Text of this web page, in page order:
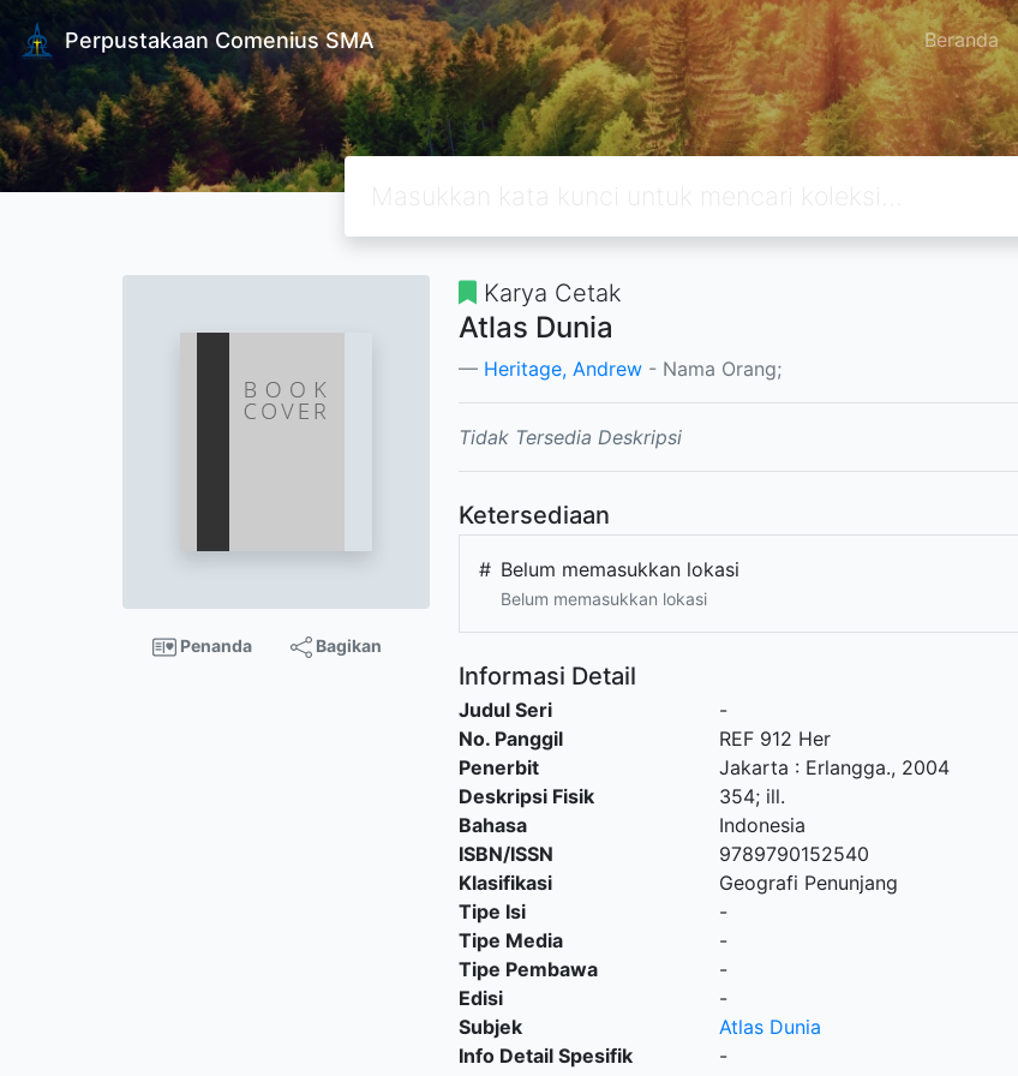
Perpustakaan Comenius SMA Beranda
Penanda Bagikan
Karya Cetak
Atlas Dunia
Heritage, Andrew - Nama Orang;
Tidak Tersedia Deskripsi
Ketersediaan
# Belum memasukkan lokasi
Belum memasukkan lokasi
Informasi Detail
Judul Seri
-
No. Panggil
REF 912 Her
Penerbit
Jakarta : Erlangga., 2004
Deskripsi Fisik
354; ill.
Bahasa
Indonesia
ISBN/ISSN
9789790152540
Klasifikasi
Geografi Penunjang
Tipe Isi
-
Tipe Media
-
Tipe Pembawa
-
Edisi
-
Subjek
Atlas Dunia
Info Detail Spesifik
-